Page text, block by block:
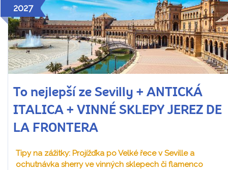
2027
To nejlepší ze Sevilly + ANTICKÁ
ITALICA + VINNÉ SKLEPY JEREZ DE
LA FRONTERA
Tipy na zážitky: Projížďka po Velké řece v Seville a
ochutnávka sherry ve vinných sklepech či flamenco